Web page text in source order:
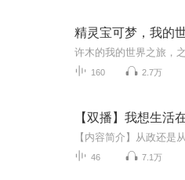
精灵宝可梦，我的
许木的我的世界之旅，
160 2.7万
【双播】我想生活
46 7.1万